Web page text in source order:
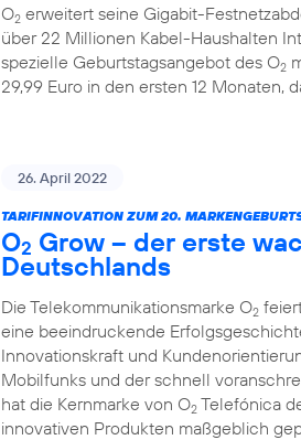
O2 erweitert seine Gigabit-
über 22 Millionen Kabel-Haushalten
spezielle Geburtstagsangebot des O2
29,99 Euro in den ersten 12 Monaten,
26. April 2022
TARIFINNOVATION ZUM 20.
O2 Grow – der erste
Deutschlands
Die Telekommunikationsmarke O2
eine beeindruckende
Innovationskraft und
Mobilfunks und der schnell
hat die Kernmarke von O2 Telefónica
innovativen Produkten maßgeblich